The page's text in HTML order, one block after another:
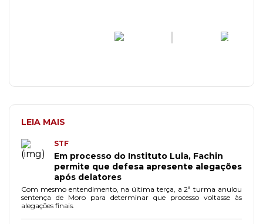
LEIA MAIS
STF
Em processo do Instituto Lula, Fachin
permite que defesa apresente alegações
após delatores
Com mesmo entendimento, na última terça, a 2ª turma anulou
sentença de Moro para determinar que processo voltasse às
alegações finais.